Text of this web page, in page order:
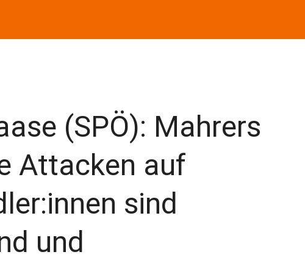
(SPÖ): Mahrers
Attacken auf
sind
und